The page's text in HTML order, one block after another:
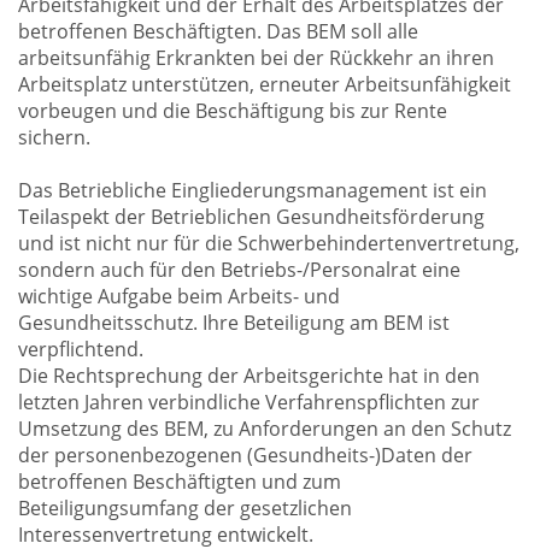
betroffenen Beschäftigten. Das BEM soll alle
arbeitsunfähig Erkrankten bei der Rückkehr an ihren
Arbeitsplatz unterstützen, erneuter Arbeitsunfähigkeit
vorbeugen und die Beschäftigung bis zur Rente
sichern.
Das Betriebliche Eingliederungsmanagement ist ein
Teilaspekt der Betrieblichen Gesundheitsförderung
und ist nicht nur für die Schwerbehindertenvertretung,
sondern auch für den Betriebs-/Personalrat eine
wichtige Aufgabe beim Arbeits- und
Gesundheitsschutz. Ihre Beteiligung am BEM ist
verpflichtend.
Die Rechtsprechung der Arbeitsgerichte hat in den
letzten Jahren verbindliche Verfahrenspflichten zur
Umsetzung des BEM, zu Anforderungen an den Schutz
der personenbezogenen (Gesundheits-)Daten der
betroffenen Beschäftigten und zum
Beteiligungsumfang der gesetzlichen
Interessenvertretung entwickelt.